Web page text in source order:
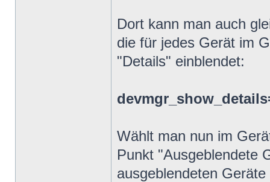
Dort kann man auch
die für jedes Gerät im
"Details" einblendet:
Wählt man nun im
Punkt "Ausgeblendete
ausgeblendeten